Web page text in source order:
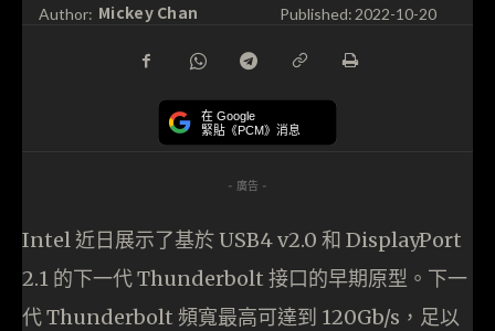
Author: Mickey Chan Published: 2022-10-20
在 Google
緊貼《PCM》消息
- 廣告 -
Intel 近日展示了基於 USB4 v2.0 和 DisplayPort
2.1 的下一代 Thunderbolt 接口的早期原型。下一
代 Thunderbolt 頻寬最高可達到 120Gb/s，足以